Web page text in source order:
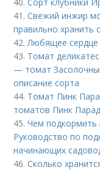
41.Свежий инжир
правильно хранить
42.Любящее
43. Томат
— томат
описание сорта
44. Томат Пинк
томатов Пинк
45.Чем подкормить
Руководство по
начинающих
46.Сколько